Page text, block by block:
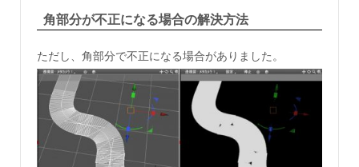
角部分が不正になる場合の解決方法
ただし、角部分で不正になる場合がありました。